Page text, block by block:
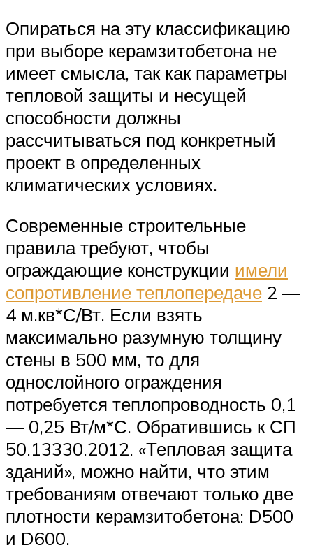
Опираться на эту классификацию
при выборе керамзитобетона не
имеет смысла, так как параметры
тепловой защиты и несущей
способности должны
рассчитываться под конкретный
проект в определенных
климатических условиях.
Современные строительные
правила требуют, чтобы
ограждающие конструкции имели
сопротивление теплопередаче 2 —
4 м.кв*С/Вт. Если взять
максимально разумную толщину
стены в 500 мм, то для
однослойного ограждения
потребуется теплопроводность 0,1
— 0,25 Вт/м*С. Обратившись к СП
50.13330.2012. «Тепловая защита
зданий», можно найти, что этим
требованиям отвечают только две
плотности керамзитобетона: D500
и D600.